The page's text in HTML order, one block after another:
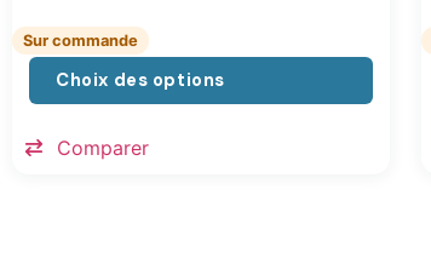
Sur commande
Choix des options
Comparer